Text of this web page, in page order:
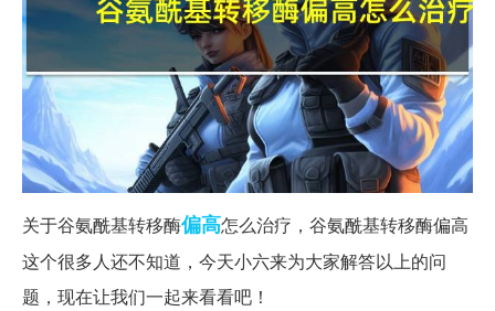
关于谷氨酰基转移酶偏高怎么治疗，谷氨酰基转移酶偏高
这个很多人还不知道，今天小六来为大家解答以上的问
题，现在让我们一起来看看吧！